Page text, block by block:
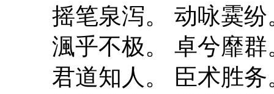
摇笔泉泻。 动咏霙纷
渢乎不极。 卓兮靡群
君道知人。 臣术胜务